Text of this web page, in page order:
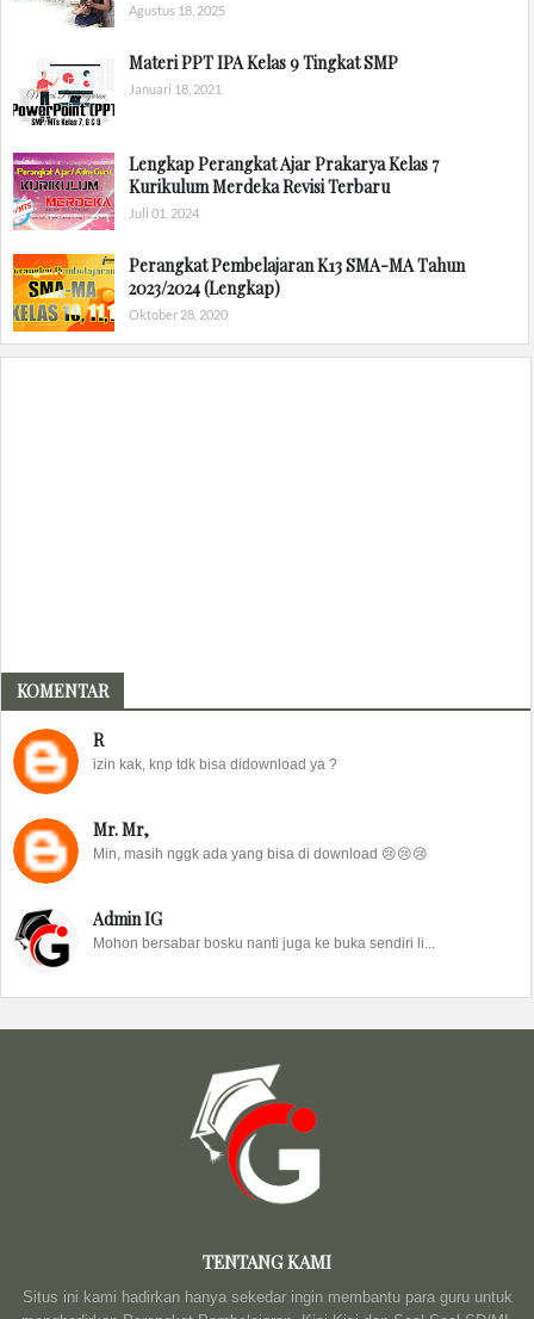
Agustus 18, 2025
Materi PPT IPA Kelas 9 Tingkat SMP
Januari 18, 2021
Lengkap Perangkat Ajar Prakarya Kelas 7
Kurikulum Merdeka Revisi Terbaru
Juli 01, 2024
Perangkat Pembelajaran K13 SMA-MA Tahun
2023/2024 (Lengkap)
Oktober 28, 2020
KOMENTAR
R
izin kak, knp tdk bisa didownload ya ?
Mr. Mr,
Min, masih nggk ada yang bisa di download 😢😢😢
Admin IG
Mohon bersabar bosku nanti juga ke buka sendiri li...
TENTANG KAMI
Situs ini kami hadirkan hanya sekedar ingin membantu para guru untuk